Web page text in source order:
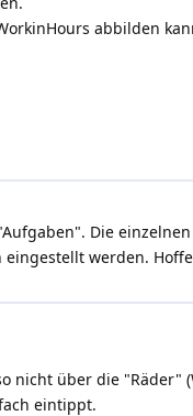
abbilden
Die
werden.
nicht über die "Räder"
eintippt.